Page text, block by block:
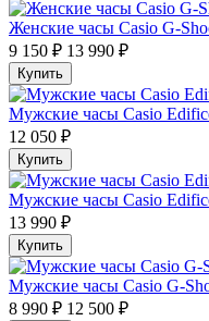
Женские часы Casio G-
9 150 ₽ 13 990 ₽
Купить
Мужские часы Casio
12 050 ₽
Купить
Мужские часы Casio
13 990 ₽
Купить
Мужские часы Casio G-
8 990 ₽ 12 500 ₽